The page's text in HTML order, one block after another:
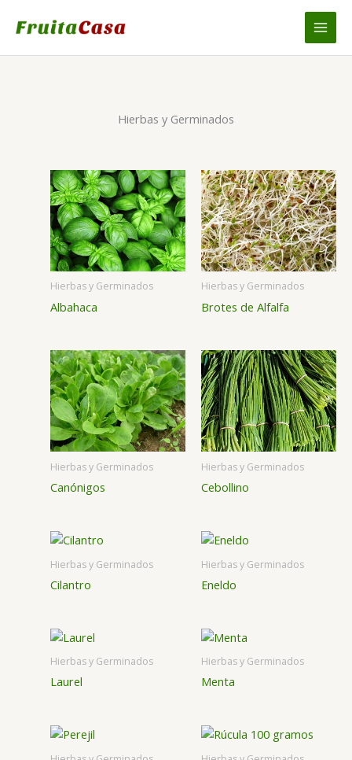
Hierbas y Germinados
Hierbas y Germinados
Albahaca
Hierbas y Germinados
Brotes de Alfalfa
Hierbas y Germinados
Canónigos
Hierbas y Germinados
Cebollino
Hierbas y Germinados
Cilantro
Hierbas y Germinados
Eneldo
Hierbas y Germinados
Laurel
Hierbas y Germinados
Menta